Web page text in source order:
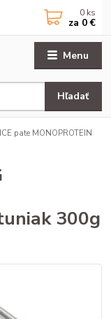
Menu
Hľadať
0 ks
za 0 €
pate MONOPROTEIN
300g